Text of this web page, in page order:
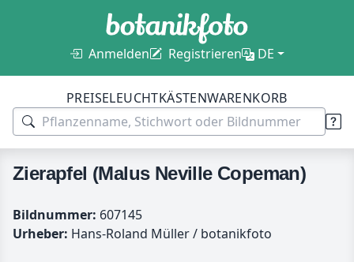
Anmelden Registrieren DE
PREISELEUCHTKÄSTENWARENKORB
Zierapfel (Malus Neville Copeman)
Bildnummer: 607145
Urheber: Hans-Roland Müller / botanikfoto